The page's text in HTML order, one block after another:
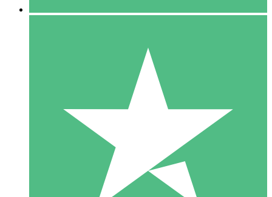
10 Nedladdningar
20 00